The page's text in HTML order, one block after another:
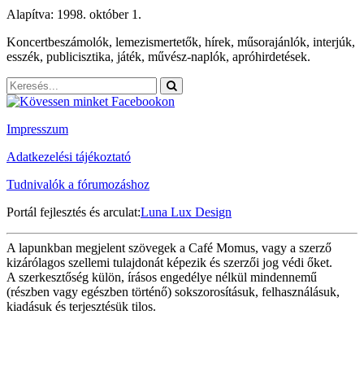
Alapítva: 1998. október 1.
Koncertbeszámolók, lemezismertetők, hírek, műsorajánlók, interjúk,
esszék, publicisztika, játék, művész-naplók, apróhirdetések.
Impresszum
Adatkezelési tájékoztató
Tudnivalók a fórumozáshoz
Portál fejlesztés és arculat:Luna Lux Design
A lapunkban megjelent szövegek a Café Momus, vagy a szerző
kizárólagos szellemi tulajdonát képezik és szerzői jog védi őket.
A szerkesztőség külön, írásos engedélye nélkül mindennemű
(részben vagy egészben történő) sokszorosításuk, felhasználásuk,
kiadásuk és terjesztésük tilos.